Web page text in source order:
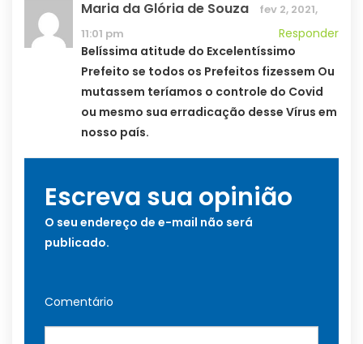
Maria da Glória de Souza
fev 2, 2021,
11:01 pm
Responder
Belíssima atitude do Excelentíssimo
Prefeito se todos os Prefeitos fizessem Ou
mutassem teríamos o controle do Covid
ou mesmo sua erradicação desse Vírus em
nosso país.
Escreva sua opinião
O seu endereço de e-mail não será
publicado.
Comentário